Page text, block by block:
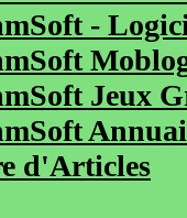
-
Jeux
d'Articles